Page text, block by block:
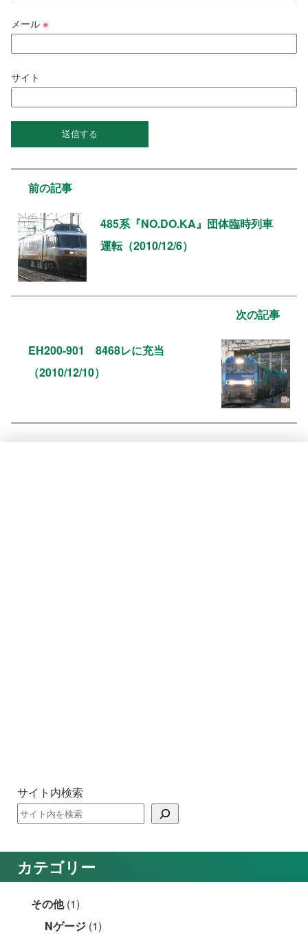
メール※
サイト
前の記事
485系『NO.DO.KA』団体臨時列車
運転（2010/12/6）
次の記事
EH200-901 8468レに充当
（2010/12/10）
サイト内検索
カテゴリー
その他(1)
Nゲージ (1)